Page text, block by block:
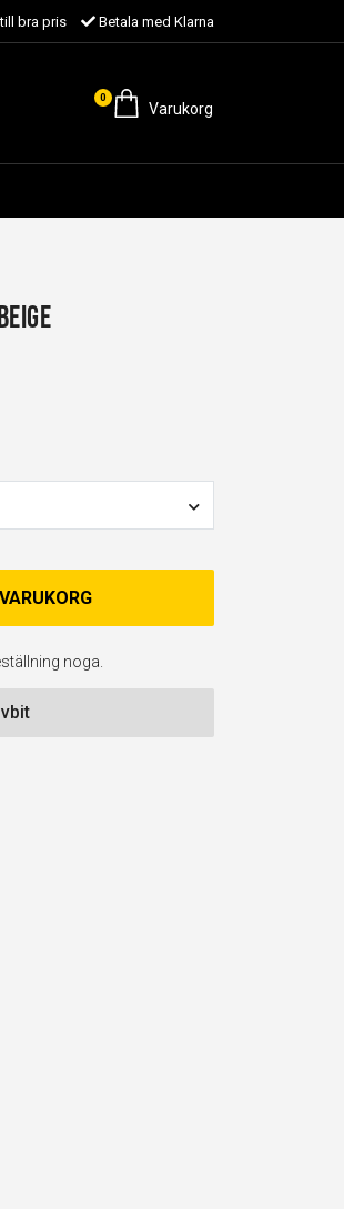
bra pris Betala med Klarna
0
Varukorg
noga.